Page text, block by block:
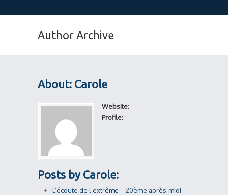
Author Archive
About: Carole
Website:
Profile:
Posts by Carole:
L’écoute de l’extrême – 20ème après-midi